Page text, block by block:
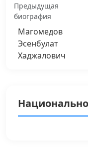
Предыдущая
биография
Магомедов
Эсенбулат
Хаджалович